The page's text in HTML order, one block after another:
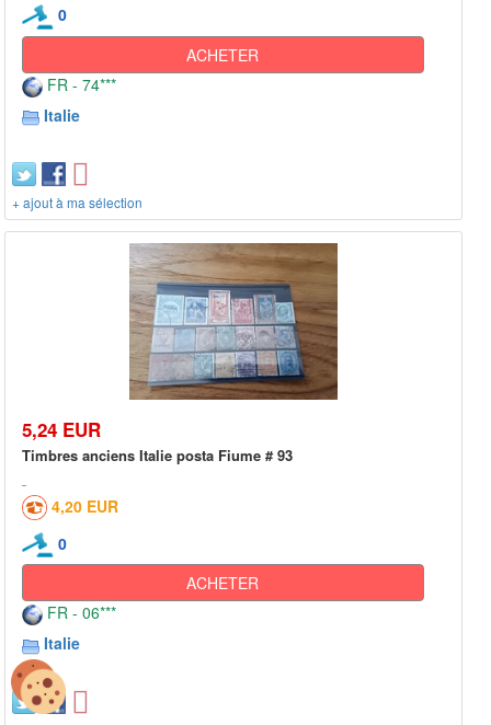
0
ACHETER
FR - 74***
Italie
+ ajout à ma sélection
5,24 EUR
Timbres anciens Italie posta Fiume # 93
4,20 EUR
0
ACHETER
FR - 06***
Italie